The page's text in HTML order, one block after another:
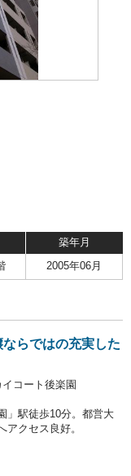
築年月
2005年06月
らではの充実した
コート後楽園
」駅徒歩10分。都営大
クセス良好。
す。
す♪